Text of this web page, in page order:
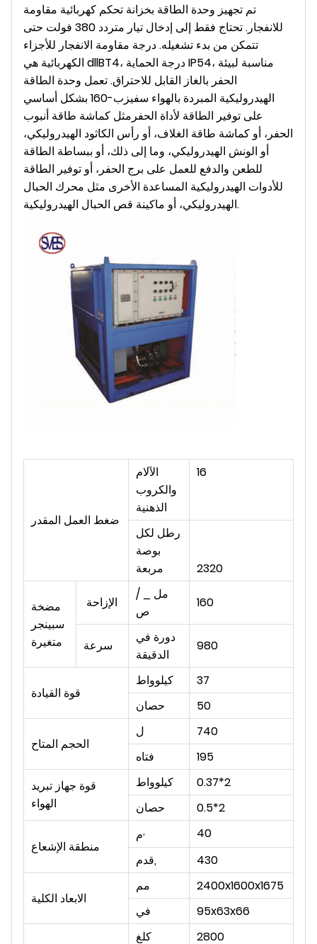
تم تجهيز وحدة الطاقة بخزانة تحكم كهربائية مقاومة
للانفجار. تحتاج فقط إلى إدخال تيار متردد 380 فولت حتى
تتمكن من بدء تشغيله. درجة مقاومة الانفجار للأجزاء
الكهربائية هي dllBT4، درجة الحماية IP54، مناسبة لبيئة
الحفر بالغاز القابل للاحتراق. تعمل وحدة الطاقة
الهيدروليكية المبردة بالهواء سفيزب-160 بشكل أساسي
على توفير الطاقة لأداة الحفر مثل كماشة طاقة أنبوب
الحفر، أو كماشة طاقة الغلاف، أو رأس الكاثود الهيدروليكي،
أو الونش الهيدروليكي، وما إلى ذلك، أو ببساطة الطاقة
للطعن والدفع للعمل على برج الحفر، أو توفير الطاقة
للأدوات الهيدروليكية المساعدة الأخرى مثل محرك الحبال
الهيدروليكي، أو ماكينة قص الحبال الهيدروليكية.
ضغط العمل المقدر
الآلام
والكروب
الذهنية
16
رطل لكل
بوصة
مربعة
2320
مضخة
سبينجر
متغيرة
الإزاحة
مل _ /
ص
160
سرعة
دورة في
الدقيقة
980
قوة القيادة
كيلوواط
37
حصان
50
الحجم المتاح
ل
740
فتاه
195
قوة جهاز تبريد
الهواء
كيلوواط
0.37*2
حصان
0.5*2
منطقة الإشعاع
م,
40
قدم, 430
الابعاد الكلية
مم
2400x1600x1675
في
95x63x66
كلغ 2800